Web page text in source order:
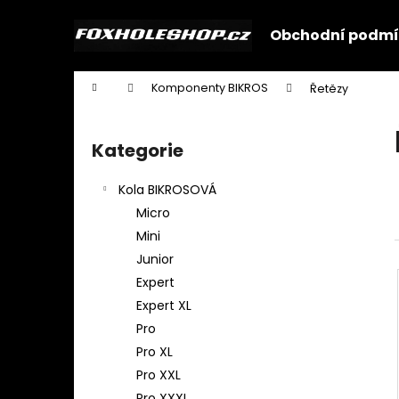
Obchodní
Domů Komponenty BIKROS Řetězy
Přeskočit
kategorie
Kategorie
Kola BIKROSOVÁ
Micro
Mini
Junior
Expert
Expert XL
Pro
Pro XL
Pro XXL
Zpět
Zpět